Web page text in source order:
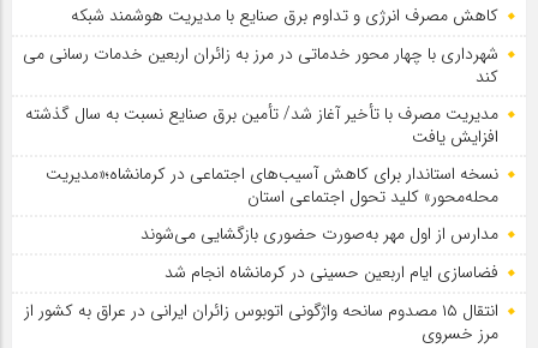
کاهش مصرف انرژی و تداوم برق صنایع با مدیریت هوشمند شبکه
شهرداری با چهار محور خدماتی در مرز به زائران اربعین خدمات رسانی می
کند
مدیریت مصرف با تأخیر آغاز شد/ تأمین برق صنایع نسبت به سال گذشته
افزایش یافت
نسخه استاندار برای کاهش آسیب‌های اجتماعی در کرمانشاه؛«مدیریت
محله‌محور» کلید تحول اجتماعی استان
مدارس از اول مهر به‌صورت حضوری بازگشایی می‌شوند
فضاسازی ایام اربعین حسینی در کرمانشاه انجام شد
انتقال ۱۵ مصدوم سانحه واژگونی اتوبوس زائران ایرانی در عراق به کشور از
مرز خسروی